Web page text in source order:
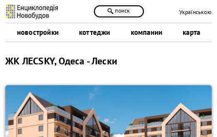
новостройки коттеджи компании карта
поиск Українською
ЖК ЛЕСSKY, Одеса - Лески